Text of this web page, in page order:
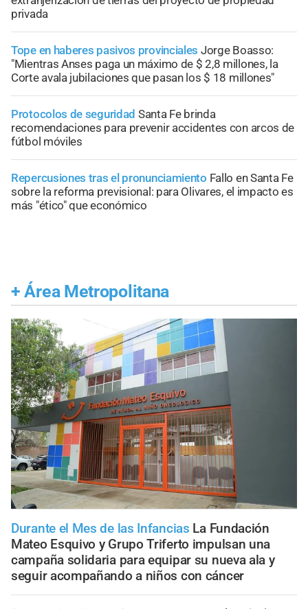
privada
Tope en haberes pasivos provinciales Jorge Boasso:
"Mientras Anses paga un máximo de $ 2,8 millones, la
Corte avala jubilaciones que pasan los $ 18 millones"
Protocolos de seguridad Santa Fe brinda
recomendaciones para prevenir accidentes con arcos de
fútbol móviles
Repercusiones tras el pronunciamiento Fallo en Santa Fe
sobre la reforma previsional: para Olivares, el impacto es
más "ético" que económico
+ Área Metropolitana
Durante el Mes de las Infancias La Fundación
Mateo Esquivo y Grupo Triferto impulsan una
campaña solidaria para equipar su nueva ala y
seguir acompañando a niños con cáncer